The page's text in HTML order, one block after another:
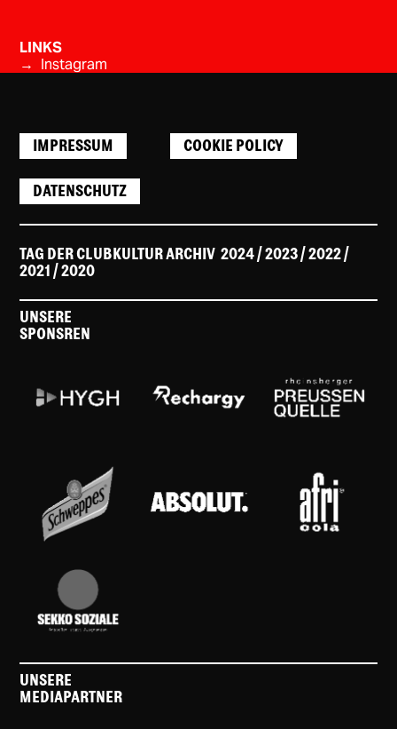
LINKS
→ Instagram
IMPRESSUM COOKIE POLICY
DATENSCHUTZ
TAG DER CLUBKULTUR ARCHIV2024/ 2023/2022/
2021 /2020
UNSERE
SPONSREN
UNSERE
MEDIAPARTNER